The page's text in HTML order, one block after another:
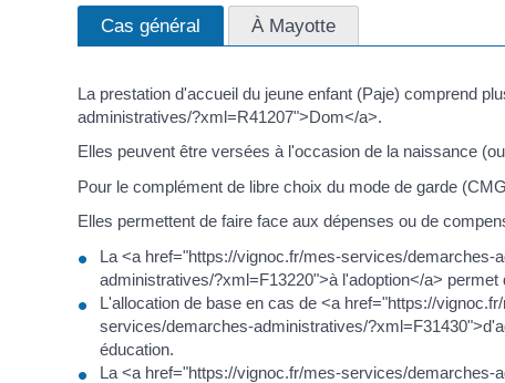
Cas général À Mayotte
La prestation d'accueil du jeune enfant (Paje) comprend
administratives/?xml=R41207">Dom</a>.
Elles peuvent être versées à l'occasion de la naissance
Pour le complément de libre choix du mode de garde
Elles permettent de faire face aux dépenses ou de
La <a href="https://vignoc.fr/mes-services/
administratives/?xml=F13220">à l'adoption</a>
L'allocation de base en cas de <a href="https://
services/demarches-administratives/
éducation.
La <a href="https://vignoc.fr/mes-services/demarches-